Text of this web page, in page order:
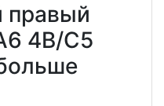
правый
4B/C5